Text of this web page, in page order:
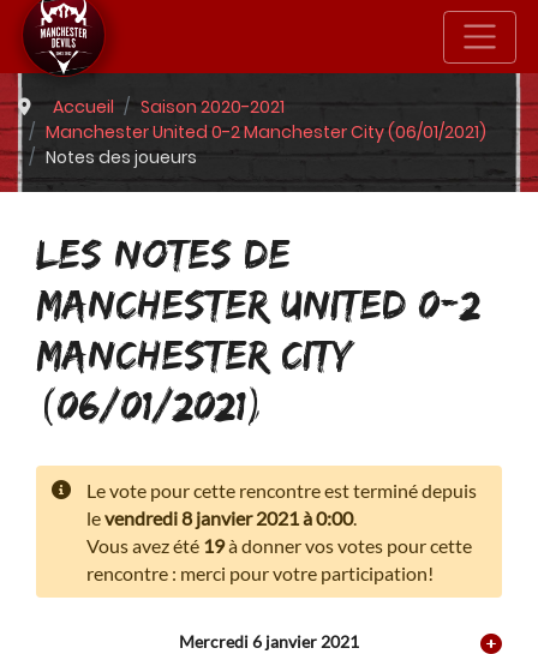
Accueil
Saison 2020-2021
Manchester United 0-2 Manchester City (06/01/2021)
Notes des joueurs
LES NOTES DE
MANCHESTER UNITED 0-2
MANCHESTER CITY
(06/01/2021)
Le vote pour cette rencontre est terminé depuis
levendredi 8 janvier 2021 à 0:00.
Vous avez été 19à donner vos votes pour cette
rencontre : merci pour votre participation!
Mercredi 6 janvier 2021